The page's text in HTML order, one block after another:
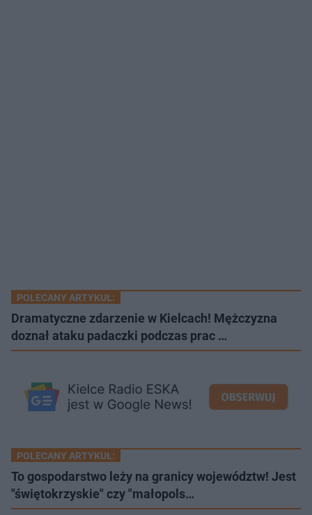
POLECANY ARTYKUŁ:
Dramatyczne zdarzenie w Kielcach! Mężczyzna
doznał ataku padaczki podczas prac …
POLECANY ARTYKUŁ:
To gospodarstwo leży na granicy województw! Jest
"świętokrzyskie" czy "małopols…